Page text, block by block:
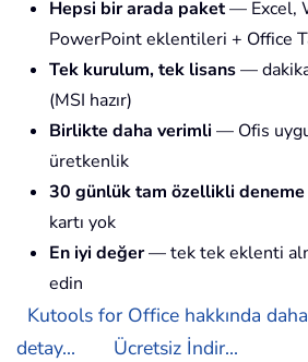
Hepsi bir arada paket— Excel,
PowerPoint eklentileri + Office
Tek kurulum, tek lisans—
(MSI hazır)
Birlikte daha verimli — Ofis
üretkenlik
30 günlük tam özellikli deneme
kartı yok
En iyi değer— tek tek eklenti
edin
Kutools for Office hakkında
detay...
Ücretsiz İndir...